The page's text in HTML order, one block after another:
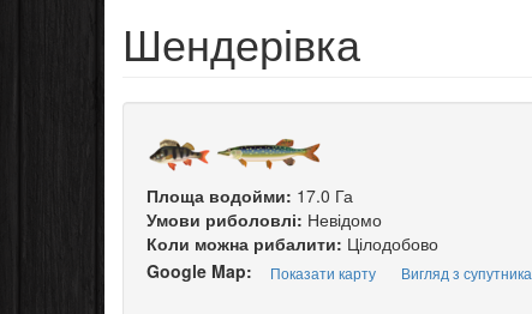
Шендерівка
Площа водойми: 17.0 Га
Умови риболовлі: Невідомо
Коли можна рибалити: Цілодобово
Google Map:
Показати карту Вигляд з супутника